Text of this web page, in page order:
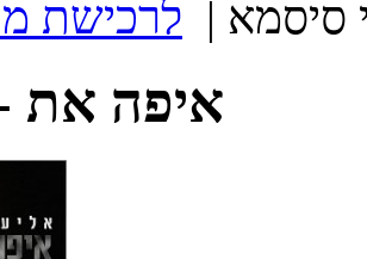
סיסמא | לרכישת
איפה את